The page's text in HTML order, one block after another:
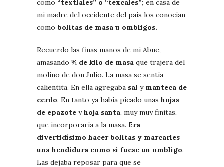
como “textlales” o “texcales”; en casa de
mi madre del occidente del país los conocían
como bolitas de masa u ombligos.
Recuerdo las finas manos de mi Abue,
amasando ¾ de kilo de masa que trajera del
molino de don Julio. La masa se sentía
calientita. En ella agregaba sal y manteca de
cerdo. En tanto ya había picado unas hojas
de epazote yhoja santa, muy muy finitas,
que incorporaría a la masa. Era
divertidísimo hacer bolitas y marcarles
una hendidura como si fuese un ombligo.
Las dejaba reposar para que se